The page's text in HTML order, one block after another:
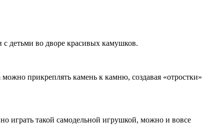
детьми во дворе красивых камушков.
прикреплять камень к камню, создавая «отростки»
играть такой самодельной игрушкой, можно и вовсе